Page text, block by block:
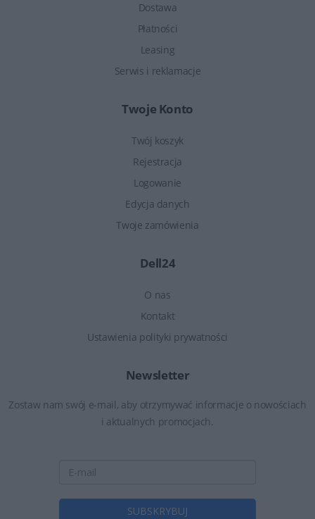
Dostawa
Płatności
Leasing
Serwis i reklamacje
Twoje Konto
Twój koszyk
Rejestracja
Logowanie
Edycja danych
Twoje zamówienia
Dell24
O nas
Kontakt
Ustawienia polityki prywatności
Newsletter
Zostaw nam swój e-mail, aby otrzymywać informacje o nowościach
i aktualnych promocjach.